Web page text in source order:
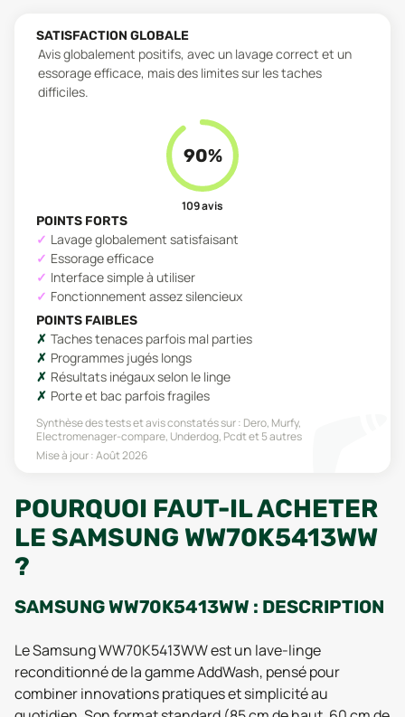
SATISFACTION GLOBALE
Avis globalement positifs, avec un lavage correct et un
essorage efficace, mais des limites sur les taches
difficiles.
90%
109avis
POINTS FORTS
Lavage globalement satisfaisant
Essorage efficace
Interface simple à utiliser
Fonctionnement assez silencieux
POINTS FAIBLES
Taches tenaces parfois mal parties
Programmes jugés longs
Résultats inégaux selon le linge
Porte et bac parfois fragiles
Synthèse des tests et avis constatés sur : Dero, Murfy,
Electromenager-compare, Underdog, Pcdtet 5 autres
Mise à jour :Août 2026
POURQUOI FAUT-IL ACHETER
LE SAMSUNG WW70K5413WW
?
SAMSUNG WW70K5413WW : DESCRIPTION
Le Samsung WW70K5413WW est un lave-linge
reconditionné de la gamme AddWash, pensé pour
combiner innovations pratiques et simplicité au